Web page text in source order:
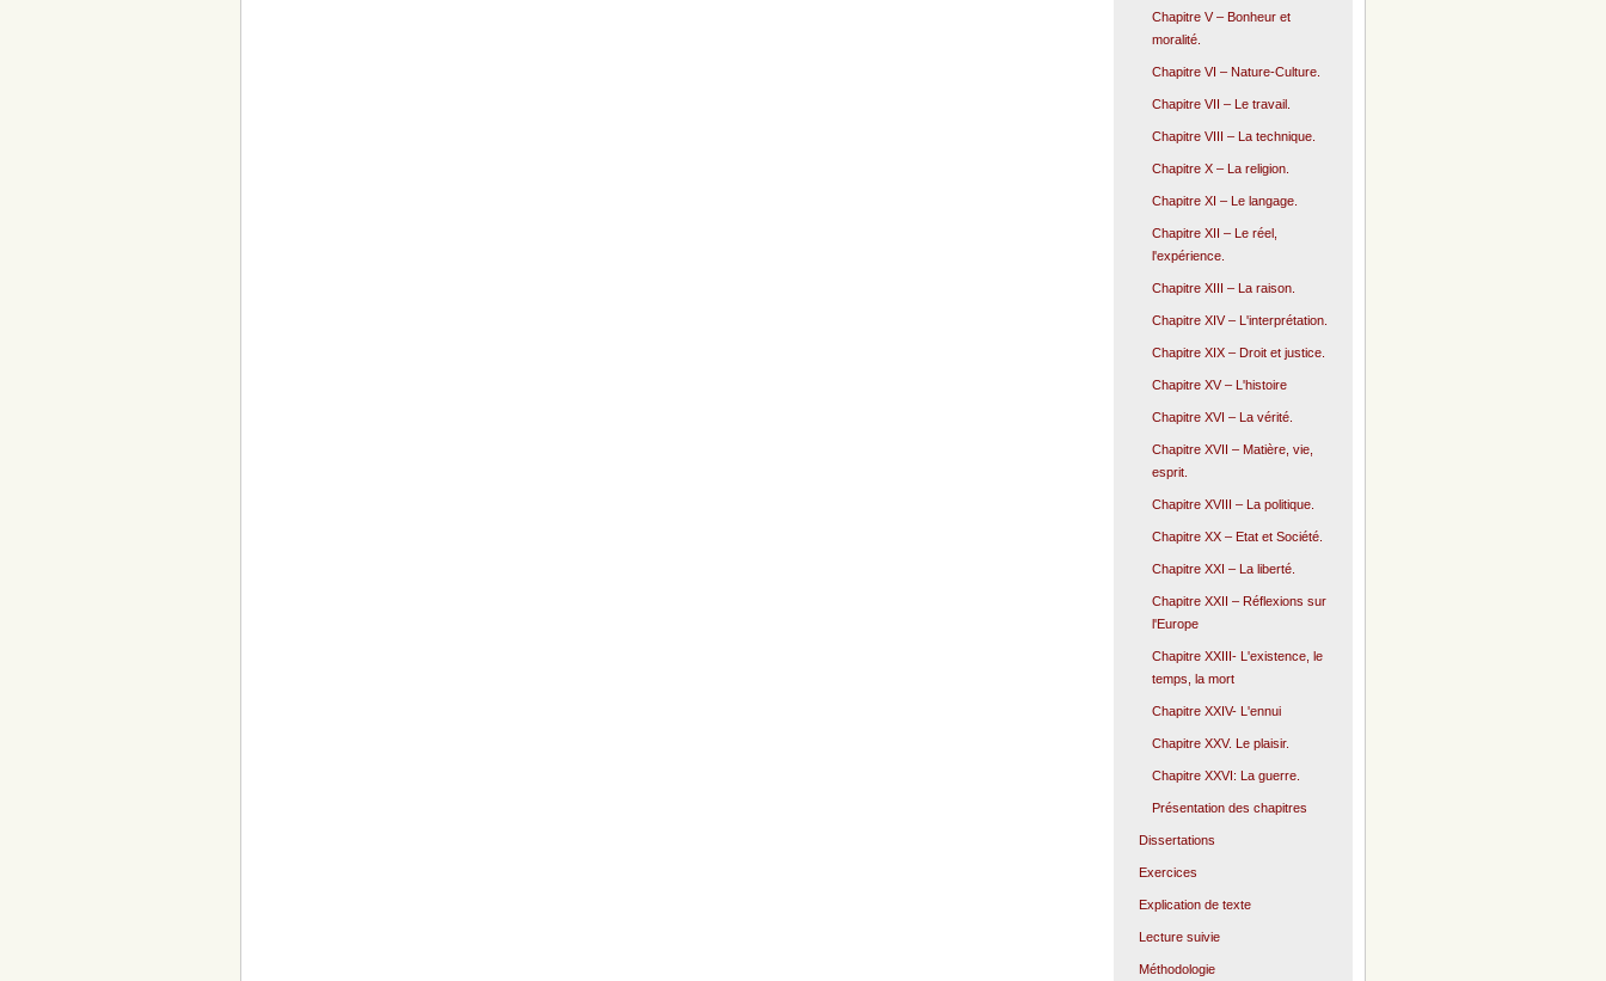
Chapitre V – Bonheur et
moralité.
Chapitre VI – Nature-Culture.
Chapitre VII – Le travail.
Chapitre VIII – La technique.
Chapitre X – La religion.
Chapitre XI – Le langage.
Chapitre XII – Le réel,
l'expérience.
Chapitre XIII – La raison.
Chapitre XIV – L'interprétation.
Chapitre XIX – Droit et justice.
Chapitre XV – L'histoire
Chapitre XVI – La vérité.
Chapitre XVII – Matière, vie,
esprit.
Chapitre XVIII – La politique.
Chapitre XX – Etat et Société.
Chapitre XXI – La liberté.
Chapitre XXII – Réflexions sur
l'Europe
Chapitre XXIII- L'existence, le
temps, la mort
Chapitre XXIV- L'ennui
Chapitre XXV. Le plaisir.
Chapitre XXVI: La guerre.
Présentation des chapitres
Dissertations
Exercices
Explication de texte
Lecture suivie
Méthodologie